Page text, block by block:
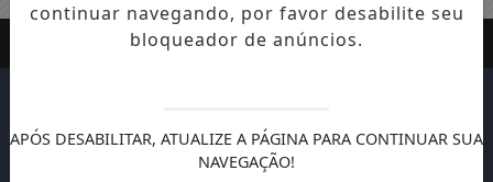
continuar navegando, por favor desabilite seu
bloqueador de anúncios.
APÓS DESABILITAR, ATUALIZE A PÁGINA PARA CONTINUAR SUA
NAVEGAÇÃO!